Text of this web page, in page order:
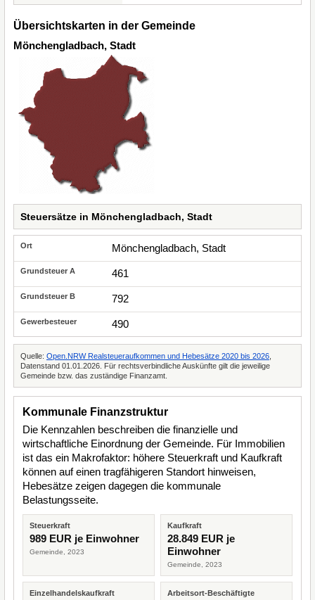
Übersichtskarten in der Gemeinde
Mönchengladbach, Stadt
Steuersätze in Mönchengladbach, Stadt
Mönchengladbach, Stadt
461
792
490
Quelle: Open.NRW Realsteueraufkommen und Hebesätze 2020 bis 2026
Datenstand 01.01.2026. Für rechtsverbindliche Auskünfte gilt die jeweilige
Gemeinde bzw. das zuständige Finanzamt.
Kommunale Finanzstruktur
Die Kennzahlen beschreiben die finanzielle und
wirtschaftliche Einordnung der Gemeinde. Für Immobilien
ist das ein Makrofaktor: höhere Steuerkraft und Kaufkraft
können auf einen tragfähigeren Standort hinweisen,
Hebesätze zeigen dagegen die kommunale
Belastungsseite.
Steuerkraft
989 EUR je Einwohner
Gemeinde, 2023
Kaufkraft
28.849 EUR je
Einwohner
Gemeinde, 2023
Einzelhandelskaufkraft Arbeitsort-Beschäftigte